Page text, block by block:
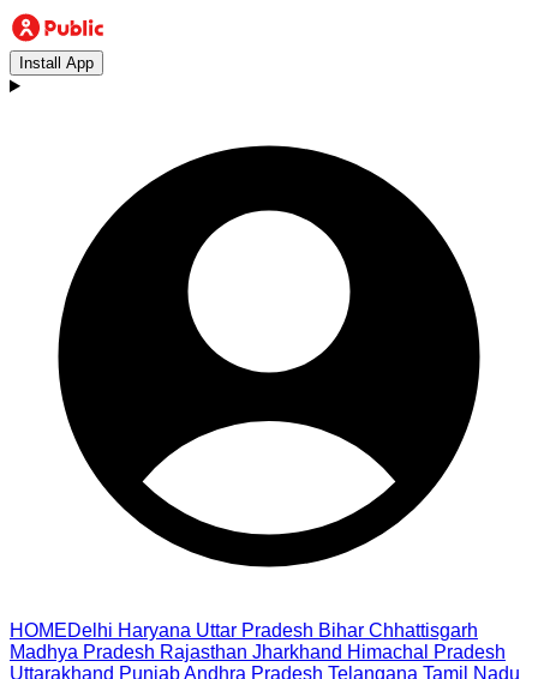
Install App
HOMEDelhi Haryana Uttar Pradesh Bihar Chhattisgarh
Madhya Pradesh Rajasthan Jharkhand Himachal Pradesh
Uttarakhand PunjabAndhra Pradesh Telangana Tamil Nadu